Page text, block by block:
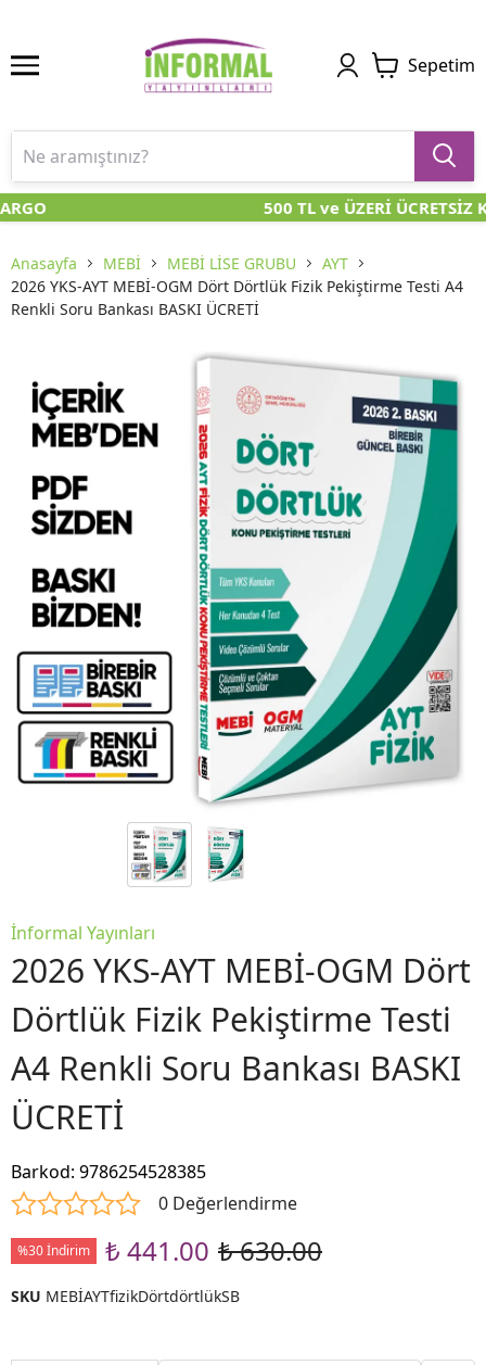
Sepetim
500 TL ve ÜZERİ ÜCRETSİZ
Anasayfa MEBİ MEBİ LİSE GRUBU
AYT
2026 YKS-AYT MEBİ-OGM Dört Dörtlük Fizik Pekiştirme Testi A4
Renkli Soru Bankası BASKI ÜCRETİ
İnformal Yayınları
2026 YKS-AYT MEBİ-OGM Dört
Dörtlük Fizik Pekiştirme Testi
A4 Renkli Soru Bankası BASKI
ÜCRETİ
Barkod: 9786254528385
0 Değerlendirme
%30 İndirim ₺ 441.00 ₺ 630.00
SKU MEBİAYTfizikDörtdörtlükSB